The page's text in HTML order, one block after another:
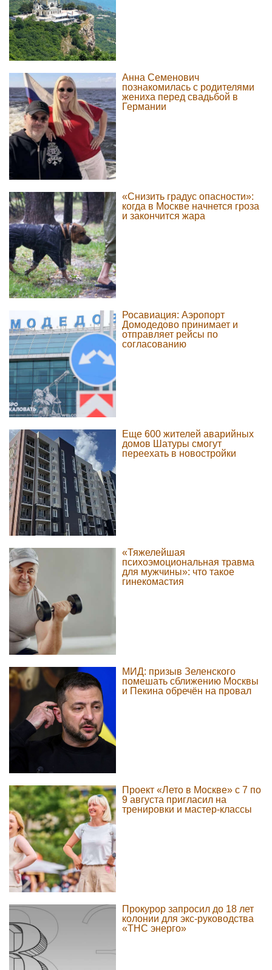
Анна Семенович
познакомилась с родителями
жениха перед свадьбой в
Германии
«Снизить градус опасности»:
когда в Москве начнется гроза
и закончится жара
Росавиация: Аэропорт
Домодедово принимает и
отправляет рейсы по
согласованию
Еще 600 жителей аварийных
домов Шатуры смогут
переехать в новостройки
«Тяжелейшая
психоэмоциональная травма
для мужчины»: что такое
гинекомастия
МИД: призыв Зеленского
помешать сближению Москвы
и Пекина обречён на провал
Проект «Лето в Москве» с 7 по
9 августа пригласил на
тренировки и мастер-классы
Прокурор запросил до 18 лет
колонии для экс-руководства
«ТНС энерго»